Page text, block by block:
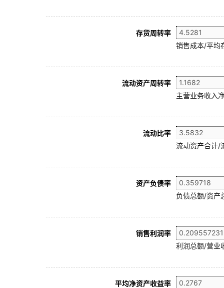
存货周转率
销售成本/平均
流动资产周转率
主营业务收入
流动比率
流动资产合计/
资产负债率
负债总额/资产
销售利润率
利润总额/营业
平均净资产收益率